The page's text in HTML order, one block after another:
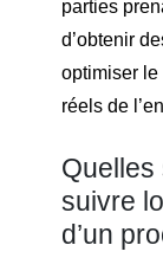
parties
d’obtenir
optimiser
réels de
Quelles
suivre
d’un